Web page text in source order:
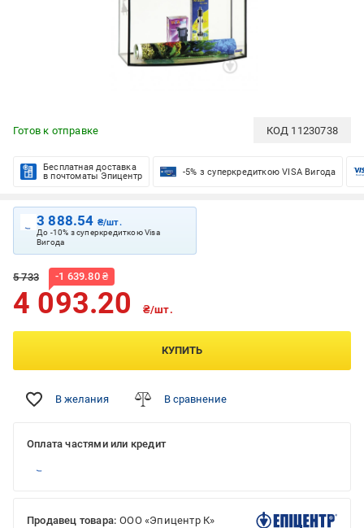
Готов к отправке КОД 11230738
Бесплатная доставка
в почтоматы Эпицентр
-5% з суперкредиткою VISA Вигода
3 888.54 ₴/шт.
До -10% з суперкредиткою Visa
Вигода
5 733 -1 639.80₴
4 093.20 ₴/шт.
КУПИТЬ
В желания В сравнение
Оплата частями или кредит
Продавец товара: ООО «Эпицентр К»